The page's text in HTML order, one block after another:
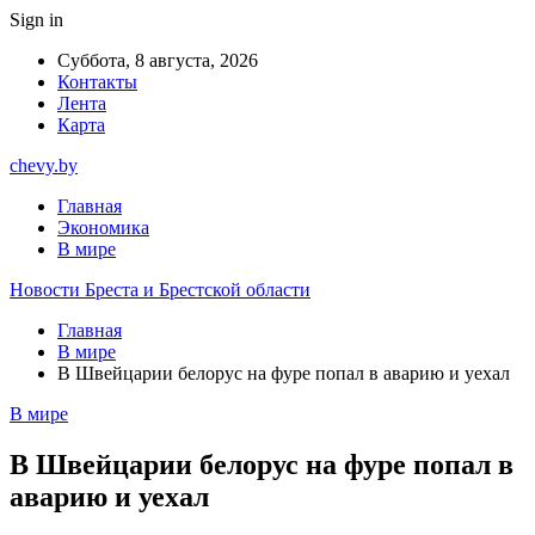
Sign in
Суббота, 8 августа, 2026
Контакты
Лента
Карта
chevy.by
Главная
Экономика
В мире
Новости Бреста и Брестской области
Главная
В мире
В Швейцарии белорус на фуре попал в аварию и уехал
В мире
В Швейцарии белорус на фуре попал в
аварию и уехал